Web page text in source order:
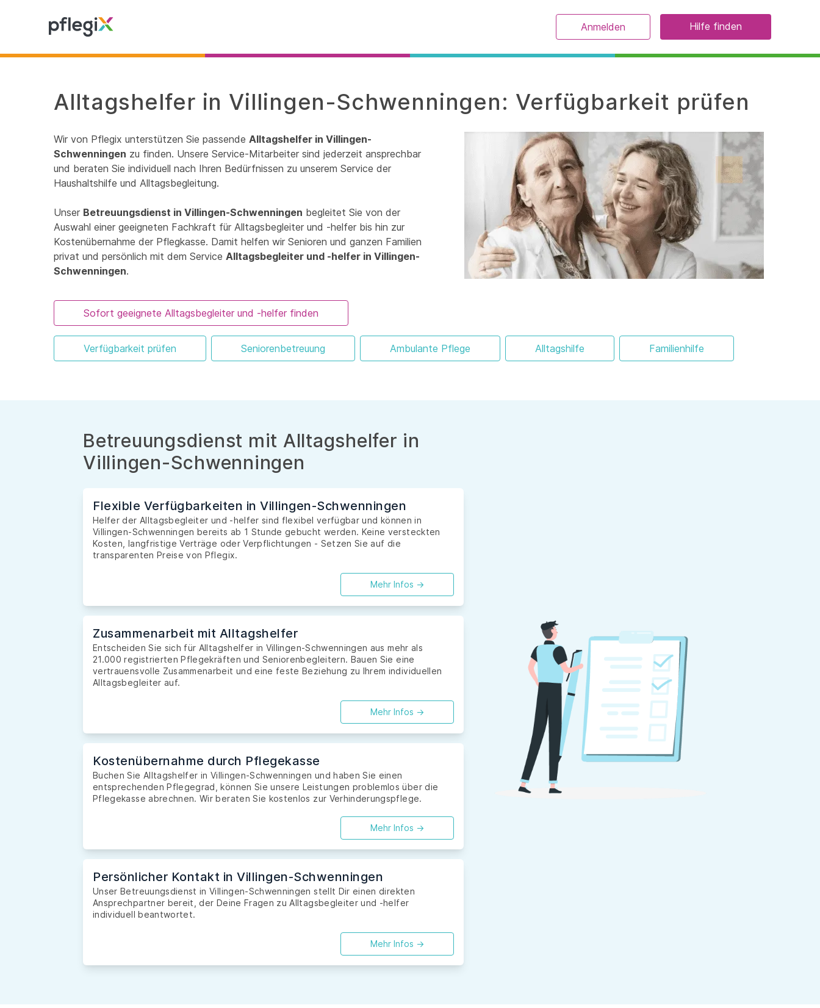
Anmelden Hilfe finden
Alltagshelfer in Villingen-Schwenningen: Verfügbarkeit prüfen
Wir von Pflegix unterstützen Sie passende Alltagshelfer in Villingen-
Schwenningen zu finden. Unsere Service-Mitarbeiter sind jederzeit ansprechbar
und beraten Sie individuell nach Ihren Bedürfnissen zu unserem Service der
Haushaltshilfe und Alltagsbegleitung.
Unser Betreuungsdienst in Villingen-Schwenningen begleitet Sie von der
Auswahl einer geeigneten Fachkraft für Alltagsbegleiter und -helfer bis hin zur
Kostenübernahme der Pflegkasse. Damit helfen wir Senioren und ganzen Familien
privat und persönlich mit dem Service Alltagsbegleiter und -helfer in Villingen-
Schwenningen.
Sofort geeignete Alltagsbegleiter und -helfer finden
Verfügbarkeit prüfen Seniorenbetreuung Ambulante Pflege Alltagshilfe Familienhilfe
Betreuungsdienst mit Alltagshelfer in
Villingen-Schwenningen
Flexible Verfügbarkeiten in Villingen-Schwenningen
Helfer der Alltagsbegleiter und -helfer sind flexibel verfügbar und können in
Villingen-Schwenningen bereits ab 1 Stunde gebucht werden. Keine versteckten
Kosten, langfristige Verträge oder Verpflichtungen - Setzen Sie auf die
transparenten Preise von Pflegix.
Mehr Infos ->
Zusammenarbeit mit Alltagshelfer
Entscheiden Sie sich für Alltagshelfer in Villingen-Schwenningen aus mehr als
21.000 registrierten Pflegekräften und Seniorenbegleitern. Bauen Sie eine
vertrauensvolle Zusammenarbeit und eine feste Beziehung zu Ihrem individuellen
Alltagsbegleiter auf.
Mehr Infos ->
Kostenübernahme durch Pflegekasse
Buchen Sie Alltagshelfer in Villingen-Schwenningen und haben Sie einen
entsprechenden Pflegegrad, können Sie unsere Leistungen problemlos über die
Pflegekasse abrechnen. Wir beraten Sie kostenlos zur Verhinderungspflege.
Mehr Infos ->
Persönlicher Kontakt in Villingen-Schwenningen
Unser Betreuungsdienst in Villingen-Schwenningen stellt Dir einen direkten
Ansprechpartner bereit, der Deine Fragen zu Alltagsbegleiter und -helfer
individuell beantwortet.
Mehr Infos ->